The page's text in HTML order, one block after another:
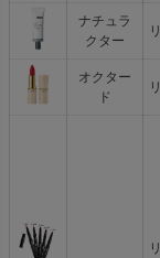
ナチュラ
クター
オクター
ド